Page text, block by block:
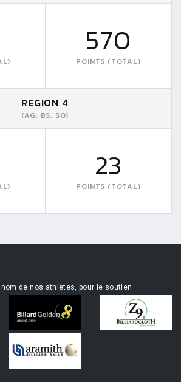
570
POINTS (TOTAL)
REGION 4
(AG, BS, SO)
23
POINTS (TOTAL)
de nos athlètes, pour le soutien